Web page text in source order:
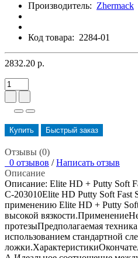
Производитель: Zhermack
Код товара: 2284-01
2832.20 р.
Купить Быстрый заказ
Отзывы (0)
0 отзывов / Написать отзыв
Описание
Описание: Elite НD + Putty Soft
С-203010Elite НD Putty Soft Fast
применению Elite HD + Putty
высокой
протезыПредполагаемая
использованием стандартной